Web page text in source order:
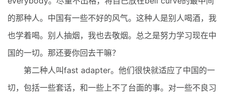
的那种人。中国有一些不好的风气。这种人是别人喝酒，我
也学着喝。别人抽烟，我也去敬烟。总之是努力学习现在中
国的一切。那还要你回去干嘛？
第二种人叫fast adapter。他们很快就适应了中国的一
切，包括一些套话，和一些上不了台面的事。对一些不良习